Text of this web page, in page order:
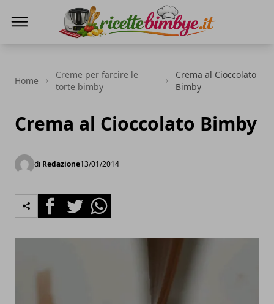
Home
Creme per farcire le
torte bimby
Crema al Cioccolato
Bimby
Crema al Cioccolato Bimby
di Redazione13/01/2014
FacebookTwitterWhatsapp